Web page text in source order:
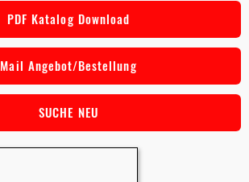
PDF Katalog Download
Mail Angebot/Bestellung
SUCHE NEU